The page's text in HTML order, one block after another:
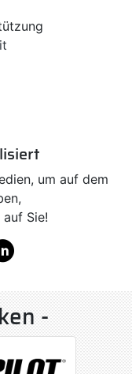
um auf dem
Sie!
-